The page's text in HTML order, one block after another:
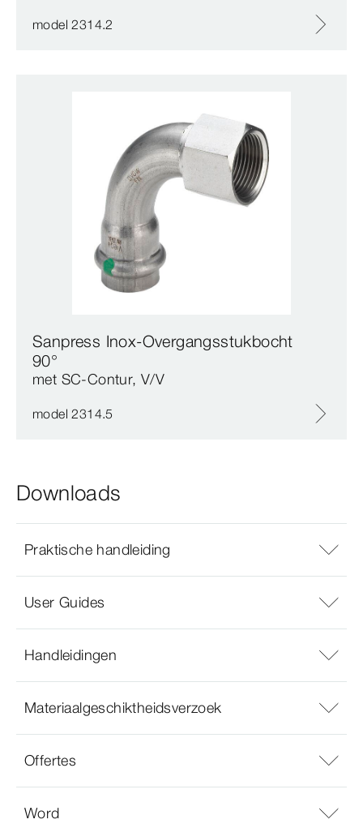
model 2314.2
Sanpress Inox-Overgangsstukbocht
90°
met SC‑Contur, V/V
model 2314.5
Downloads
Praktische handleiding
User Guides
Handleidingen
Materiaalgeschiktheidsverzoek
Offertes
Word